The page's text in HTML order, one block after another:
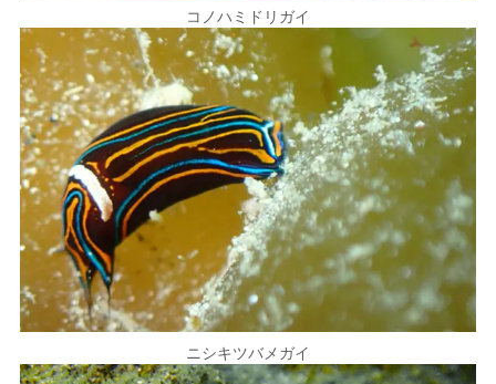
コノハミドリガイ
ニシキツバメガイ